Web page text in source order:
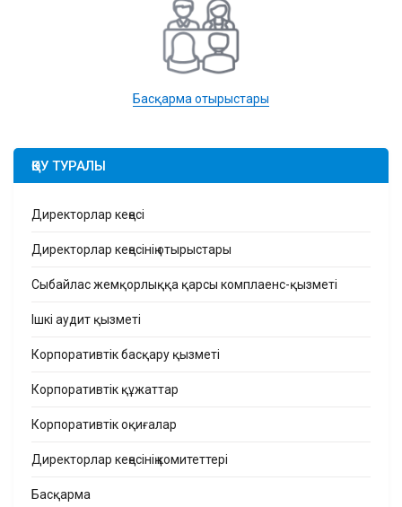
Басқарма отырыстары
ҚӨУ ТУРАЛЫ
Директорлар кеңесі
Директорлар кеңесінің отырыстары
Сыбайлас жемқорлыққа қарсы комплаенс-қызметі
Ішкі аудит қызметі
Корпоративтік басқару қызметі
Корпоративтік құжаттар
Корпоративтік оқиғалар
Директорлар кеңесінің комитеттері
Басқарма